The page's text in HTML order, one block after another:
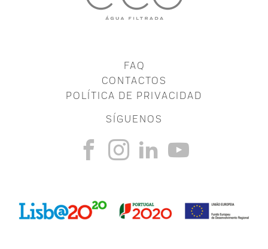
FAQ
CONTACTOS
POLÍTICA DE PRIVACIDAD
SÍGUENOS